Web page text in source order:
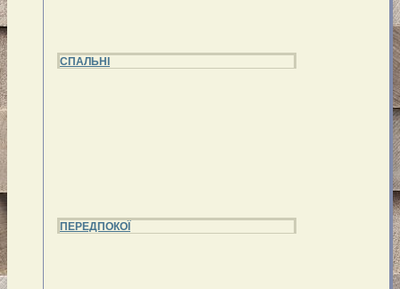
СПАЛЬНІ
ПЕРЕДПОКОЇ